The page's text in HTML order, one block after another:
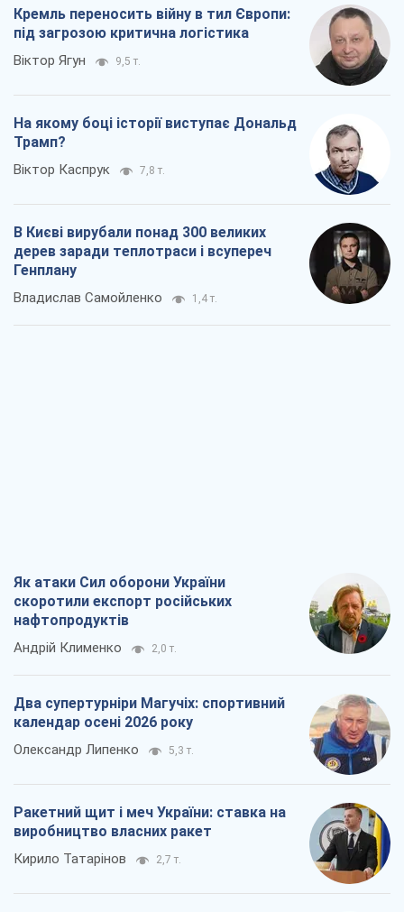
Кремль переносить війну в тил Європи:
під загрозою критична логістика
Віктор Ягун 9,5 т.
На якому боці історії виступає Дональд
Трамп?
Віктор Каспрук 7,8 т.
В Києві вирубали понад 300 великих
дерев заради теплотраси і всупереч
Генплану
Владислав Самойленко 1,4 т.
Як атаки Сил оборони України
скоротили експорт російських
нафтопродуктів
Андрій Клименко 2,0 т.
Два супертурніри Магучіх: спортивний
календар осені 2026 року
Олександр Липенко 5,3 т.
Ракетний щит і меч України: ставка на
виробництво власних ракет
Кирило Татарінов 2,7 т.